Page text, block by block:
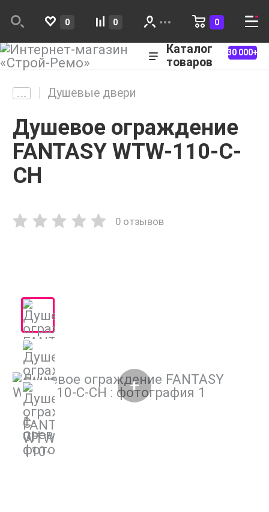
0 0 0
Каталог
товаров
30 000+
Душевые двери
Душевое ограждение
FANTASY WTW-110-С-
CH
0 отзывов